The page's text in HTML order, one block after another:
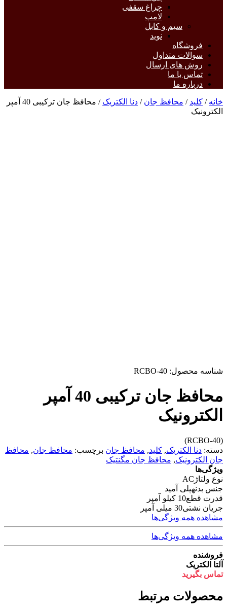
چراغ سقفی
لامپ
سیم و کابل
نوید
فروشگاه
سوالات متداول
روش های ارسال
تماس با ما
درباره ما
خانه / کلید / محافظ جان / دنا الکتریک
/ محافظ جان ترکیبی 40 آمپر
الکترونیک
شناسه محصول: RCBO-40
محافظ جان ترکیبی 40 آمپر
الکترونیک
(RCBO-40)
دسته: دنا الکتریک, کلید, محافظ جان برچسب: محافظ جان, محافظ
جان الکترونیک, محافظ جان مگنتیک
ویژگی‌ها
نوع ولتاژ AC
جنس بدنهپلی آمید
قدرت قطع10 کیلو آمپر
جریان نشتی30 میلی آمپر
مشاهده همه ویژگی‌ها
مشاهده همه ویژگی‌ها
فروشنده
آلتا الکتریک
تماس بگیرید
محصولات مرتبط